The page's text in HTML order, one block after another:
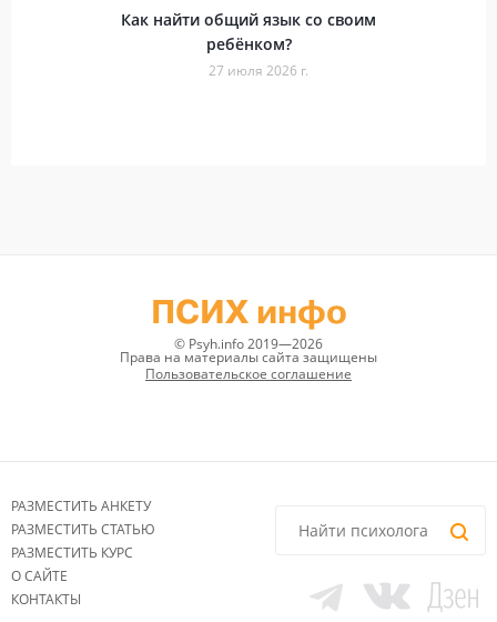
Как найти общий язык со своим
ребёнком?
27 июля 2026 г.
ПСИХ инфо
© Psyh.info 2019—2026
Права на материалы сайта защищены
Пользовательское соглашение
РАЗМЕСТИТЬ АНКЕТУ
РАЗМЕСТИТЬ СТАТЬЮ
РАЗМЕСТИТЬ КУРС
О САЙТЕ
КОНТАКТЫ